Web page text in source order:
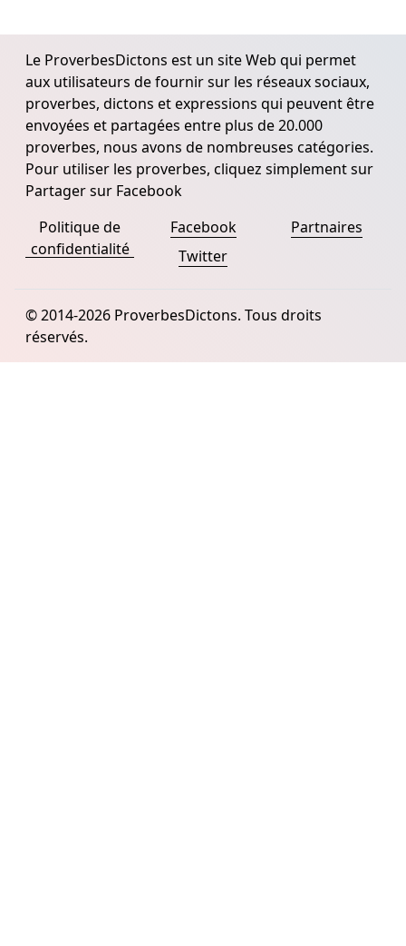
Le ProverbesDictons est un site Web qui permet
aux utilisateurs de fournir sur les réseaux sociaux,
proverbes, dictons et expressions qui peuvent être
envoyées et partagées entre plus de 20.000
proverbes, nous avons de nombreuses catégories.
Pour utiliser les proverbes, cliquez simplement sur
Partager sur Facebook
Politique de
confidentialité
Facebook
Twitter
Partnaires
© 2014-2026 ProverbesDictons. Tous droits
réservés.